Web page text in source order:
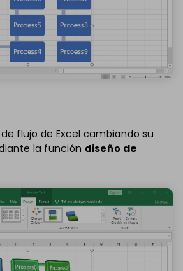
flujo de Excel cambiando su
la función diseño de